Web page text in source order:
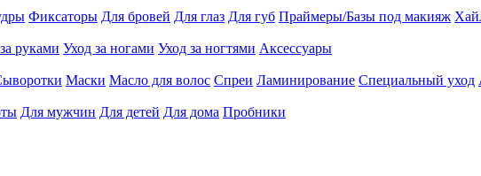
Фиксаторы Для бровей Для глаз Для губ Праймеры/Базы под макияж
руками Уход за ногами Уход за ногтями Аксессуары
Маски Масло для волос Спреи Ламинирование Специальный уход
Для мужчин Для детей Для дома Пробники